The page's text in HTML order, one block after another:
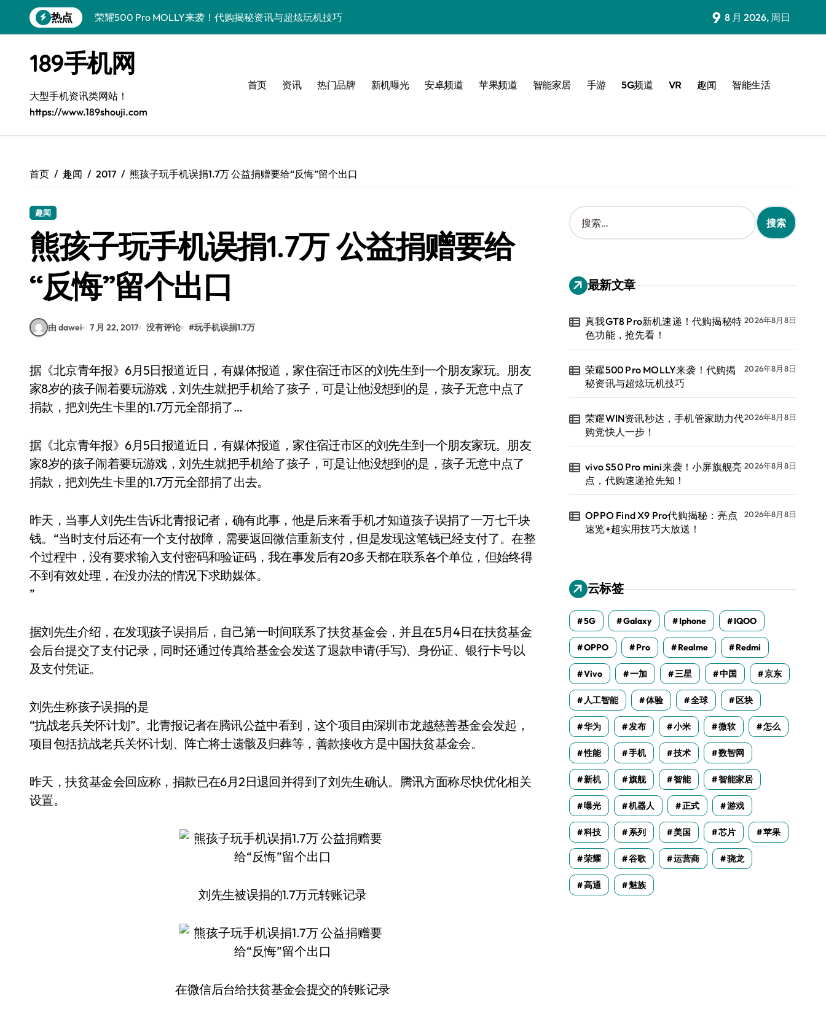
到
热点
荣耀500 Pro MOLLY来袭！代购揭秘资讯与超炫玩机技巧
vivo S50 Pro mini来袭！小屏旗舰亮点，代购速递抢先知！
OPPO Find X9 Pro代购揭秘：亮点速览+超实用技巧大放送！
手机代购揭秘：REDMI K90超全亮点配置，一文速览！
OPPO Find X9抢先看！代购揭秘新机亮点玩法全攻略
三星Galaxy Z Fold7来袭！折叠屏革新，代购抢先揭秘！
真我GT8 Pro新机速递！代购揭秘特色功能，抢先看！
9 8 月 2026, 周日
189手机网
大型手机资讯类网站！
https://www.189shouji.com
首页 资讯 热门品牌 新机曝光 安卓频道 苹果频道 智能家居 手游 5G频道 VR 趣闻 智能生活
首页 趣闻 2017 熊孩子玩手机误捐1.7万 公益捐赠要给“反悔”留个出口
趣闻
熊孩子玩手机误捐1.7万 公益捐赠要给
“反悔”留个出口
由 dawei 7 月 22, 2017 没有评论 #玩手机误捐1.7万
据《北京青年报》6月5日报道近日，有媒体报道，家住宿迁市区的刘先生到一个朋友家玩。朋友
家8岁的孩子闹着要玩游戏，刘先生就把手机给了孩子，可是让他没想到的是，孩子无意中点了
捐款，把刘先生卡里的1.7万元全部捐了…
据《北京青年报》6月5日报道近日，有媒体报道，家住宿迁市区的刘先生到一个朋友家玩。朋友
家8岁的孩子闹着要玩游戏，刘先生就把手机给了孩子，可是让他没想到的是，孩子无意中点了
捐款，把刘先生卡里的1.7万元全部捐了出去。
昨天，当事人刘先生告诉北青报记者，确有此事，他是后来看手机才知道孩子误捐了一万七千块
钱。“当时支付后还有一个支付故障，需要返回微信重新支付，但是发现这笔钱已经支付了。在整
个过程中，没有要求输入支付密码和验证码，我在事发后有20多天都在联系各个单位，但始终得
不到有效处理，在没办法的情况下求助媒体。
”
据刘先生介绍，在发现孩子误捐后，自己第一时间联系了扶贫基金会，并且在5月4日在扶贫基金
会后台提交了支付记录，同时还通过传真给基金会发送了退款申请(手写)、身份证、银行卡号以
及支付凭证。
刘先生称孩子误捐的是
“抗战老兵关怀计划”。北青报记者在腾讯公益中看到，这个项目由深圳市龙越慈善基金会发起，
项目包括抗战老兵关怀计划、阵亡将士遗骸及归葬等，善款接收方是中国扶贫基金会。
昨天，扶贫基金会回应称，捐款已在6月2日退回并得到了刘先生确认。腾讯方面称尽快优化相关
设置。
刘先生被误捐的1.7万元转账记录
在微信后台给扶贫基金会提交的转账记录
搜
索
：
最新文章
真我GT8 Pro新机速递！代购揭秘特
色功能，抢先看！
2026年8月8日
荣耀500 Pro MOLLY来袭！代购揭
秘资讯与超炫玩机技巧
2026年8月8日
荣耀WIN资讯秒达，手机管家助力代
购党快人一步！
2026年8月8日
vivo S50 Pro mini来袭！小屏旗舰亮
点，代购速递抢先知！
2026年8月8日
OPPO Find X9 Pro代购揭秘：亮点
速览+超实用技巧大放送！
2026年8月8日
云标签
5G Galaxy Iphone IQOO
OPPO Pro Realme Redmi
Vivo 一加 三星 中国 京东
人工智能 体验 全球 区块
华为 发布 小米 微软 怎么
性能 手机 技术 数智网
新机 旗舰 智能 智能家居
曝光 机器人 正式 游戏
科技 系列 美国 芯片 苹果
荣耀 谷歌 运营商 骁龙
高通 魅族